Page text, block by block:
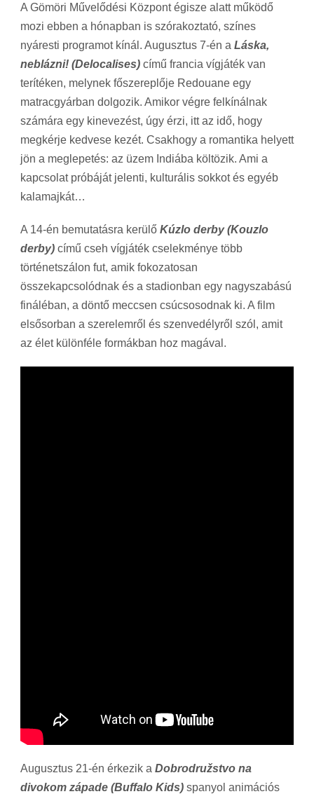
A Gömöri Művelődési Központ égisze alatt működő
mozi ebben a hónapban is szórakoztató, színes
nyáresti programot kínál. Augusztus 7-én a Láska,
neblázni! (Delocalises) című francia vígjáték van
terítéken, melynek főszereplője Redouane egy
matracgyárban dolgozik. Amikor végre felkínálnak
számára egy kinevezést, úgy érzi, itt az idő, hogy
megkérje kedvese kezét. Csakhogy a romantika helyett
jön a meglepetés: az üzem Indiába költözik. Ami a
kapcsolat próbáját jelenti, kulturális sokkot és egyéb
kalamajkát…
A 14-én bemutatásra kerülő Kúzlo derby (Kouzlo
derby) című cseh vígjáték cselekménye több
történetszálon fut, amik fokozatosan
összekapcsolódnak és a stadionban egy nagyszabású
fináléban, a döntő meccsen csúcsosodnak ki. A film
elsősorban a szerelemről és szenvedélyről szól, amit
az élet különféle formákban hoz magával.
Augusztus 21-én érkezik a Dobrodružstvo na
divokom západe (Buffalo Kids) spanyol animációs